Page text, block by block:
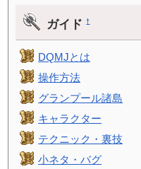
ガイド†
DQMJとは
操作方法
グランプール諸島
キャラクター
テクニック・裏技
小ネタ・バグ